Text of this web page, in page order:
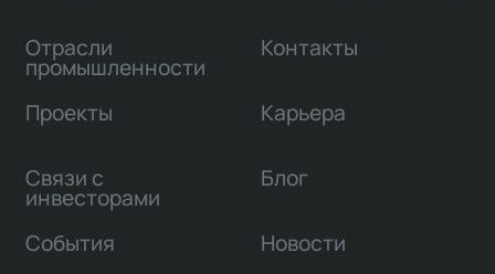
Отрасли
промышленности
Проекты
Связи с
инвесторами
Контакты
Карьера
Блог
События Новости